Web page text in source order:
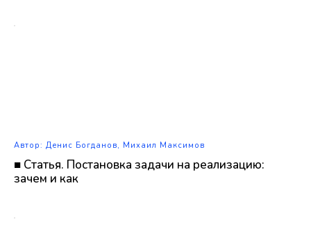
Автор: Денис Богданов, Михаил Максимов
■ Статья. Постановка задачи на реализацию:
зачем и как